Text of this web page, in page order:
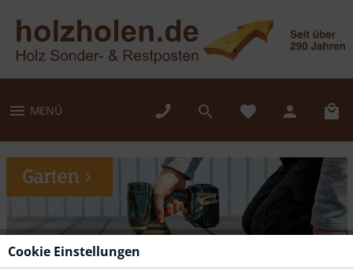
MENÜ
Garten
Cookie Einstellungen